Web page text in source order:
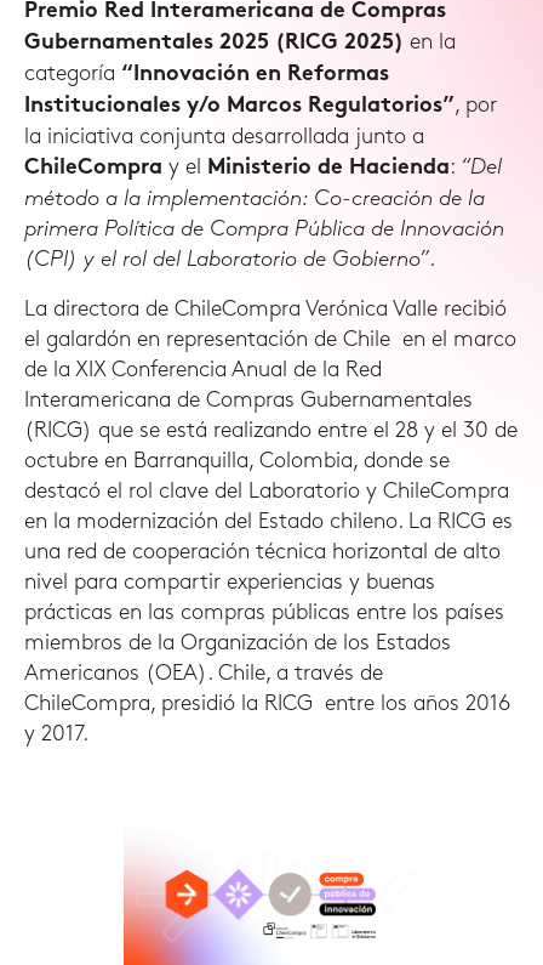
Premio Red Interamericana de Compras
Gubernamentales 2025 (RICG 2025) en la
categoría “Innovación en Reformas
Institucionales y/o Marcos Regulatorios”, por
la iniciativa conjunta desarrollada junto a
ChileCompra y el Ministerio de Hacienda: “Del
método a la implementación: Co-creación de la
primera Política de Compra Pública de Innovación
(CPI) y el rol del Laboratorio de Gobierno”.
La directora de ChileCompra Verónica Valle recibió
el galardón en representación de Chile en el marco
de la XIX Conferencia Anual de la Red
Interamericana de Compras Gubernamentales
(RICG) que se está realizando entre el 28 y el 30 de
octubre en Barranquilla, Colombia, donde se
destacó el rol clave del Laboratorio y ChileCompra
en la modernización del Estado chileno. La RICG es
una red de cooperación técnica horizontal de alto
nivel para compartir experiencias y buenas
prácticas en las compras públicas entre los países
miembros de la Organización de los Estados
Americanos (OEA). Chile, a través de
ChileCompra, presidió la RICG entre los años 2016
y 2017.